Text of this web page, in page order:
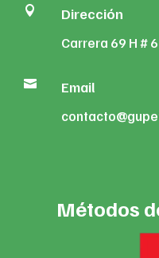
 Dirección
Carrera 69 H #
 Email
Métodos